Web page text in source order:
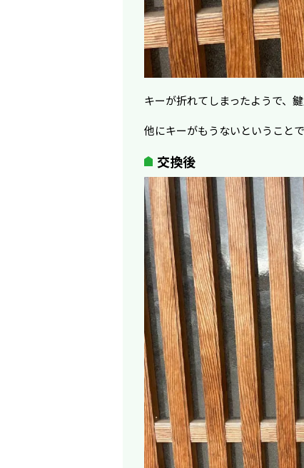
キーが折れてしまったようで、
他にキーがもうないということ
交換後